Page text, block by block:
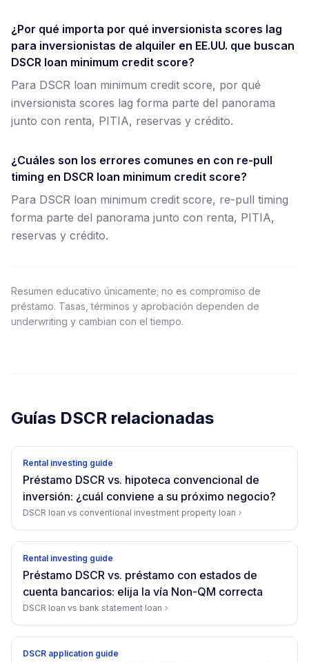
¿Por qué importa por qué inversionista scores lag
para inversionistas de alquiler en EE.UU. que buscan
DSCR loan minimum credit score?
Para DSCR loan minimum credit score, por qué
inversionista scores lag forma parte del panorama
junto con renta, PITIA, reservas y crédito.
¿Cuáles son los errores comunes en con re-pull
timing en DSCR loan minimum credit score?
Para DSCR loan minimum credit score, re-pull timing
forma parte del panorama junto con renta, PITIA,
reservas y crédito.
Resumen educativo únicamente; no es compromiso de
préstamo. Tasas, términos y aprobación dependen de
underwriting y cambian con el tiempo.
Guías DSCR relacionadas
Rental investing guide
Préstamo DSCR vs. hipoteca convencional de
inversión: ¿cuál conviene a su próximo negocio?
DSCR loan vs conventional investment property loan
Rental investing guide
Préstamo DSCR vs. préstamo con estados de
cuenta bancarios: elija la vía Non-QM correcta
DSCR loan vs bank statement loan
DSCR application guide